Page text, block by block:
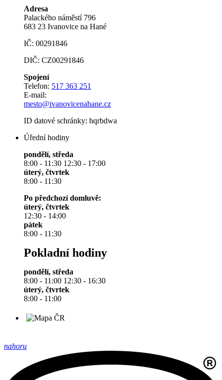
Adresa
Palackého náměstí 796
683 23 Ivanovice na Hané
IČ: 00291846
DIČ: CZ00291846
Spojení
Telefon: 517 363 251
E-mail:
mesto@ivanovicenahane.cz
ID datové schránky: hqrbdwa
Úřední hodiny
pondělí, středa
8:00 - 11:30 12:30 - 17:00
úterý, čtvrtek
8:00 - 11:30
Po předchozí domluvě:
úterý, čtvrtek
12:30 - 14:00
pátek
8:00 - 11:30
Pokladní hodiny
pondělí, středa
8:00 - 11:00 12:30 - 16:30
úterý, čtvrtek
8:00 - 11:00
nahoru